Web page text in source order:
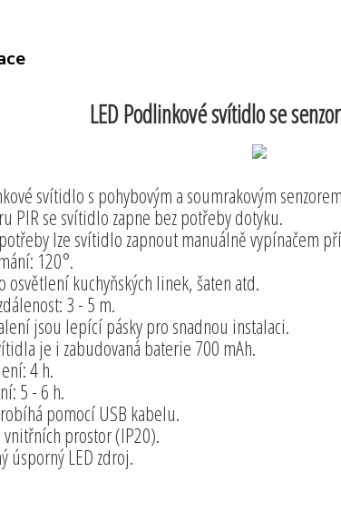
LED Podlinkové svítidlo se
svítidlo s pohybovým a soumrakovým
PIR se svítidlo zapne bez potřeby dotyku.
lze svítidlo zapnout manuálně vypínačem
120°.
osvětlení kuchyňských linek, šaten atd.
3 - 5 m.
jsou lepící pásky pro snadnou instalaci.
je i zabudovaná baterie 700 mAh.
4 h.
5 - 6 h.
pomocí USB kabelu.
prostor (IP20).
úsporný LED zdroj.